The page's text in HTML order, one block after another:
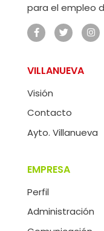
para el empleo
VILLANUEVA
Visión
Contacto
Ayto. Villanueva
EMPRESA
Perfil
Administración